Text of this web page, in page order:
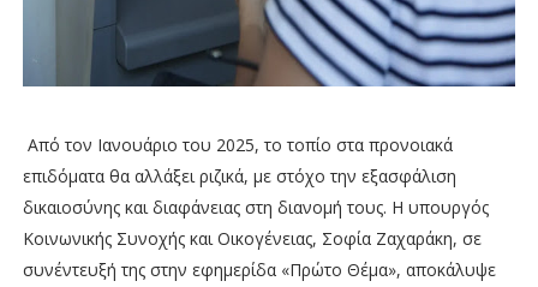
Από τον Ιανουάριο του 2025, το τοπίο στα προνοιακά
επιδόματα θα αλλάξει ριζικά, με στόχο την εξασφάλιση
δικαιοσύνης και διαφάνειας στη διανομή τους. Η υπουργός
Κοινωνικής Συνοχής και Οικογένειας, Σοφία Ζαχαράκη, σε
συνέντευξή της στην εφημερίδα «Πρώτο Θέμα», αποκάλυψε